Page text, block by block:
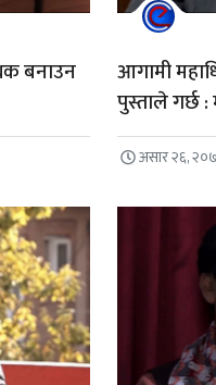
बनाउन
आगामी
पुस्ताले गर्छ :
असार २६,